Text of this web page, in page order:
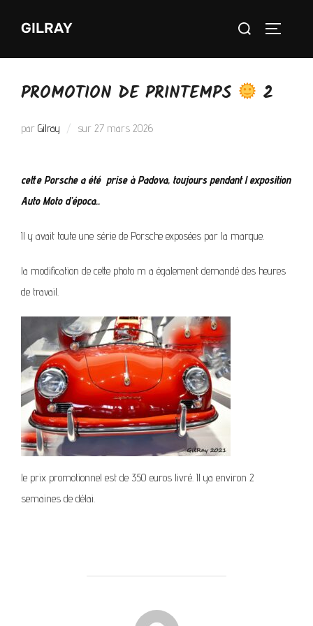
GILRAY
PROMOTION DE PRINTEMPS 2
par Gilray sur 27 mars 2026
cette Porsche a été prise à Padova, toujours pendant l exposition
Auto Moto d’época..
Il y avait toute une série de Porsche exposées par la marque.
la modification de cette photo m a également demandé des heures
de travail.
le prix promotionnel est de 350 euros livré. Il ya environ 2
semaines de délai.
AUTEUR DE LA PUBLICATION